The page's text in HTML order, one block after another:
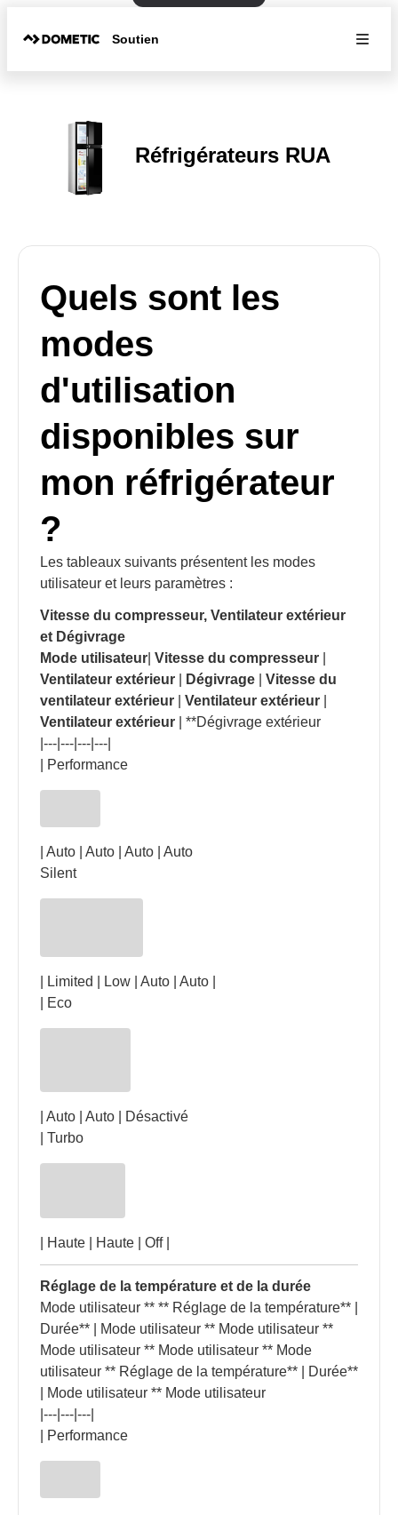
Soutien
Réfrigérateurs RUA
Quels sont les
modes
d'utilisation
disponibles sur
mon réfrigérateur
?
Les tableaux suivants présentent les modes
utilisateur et leurs paramètres :
Vitesse du compresseur, Ventilateur extérieur
et Dégivrage
Mode utilisateur Vitesse du compresseur
Ventilateur extérieur
Dégivrage
Vitesse du
ventilateur extérieur
Ventilateur extérieur
Ventilateur extérieur | **Dégivrage extérieur
|---|---|---|---|
| Performance
| Auto | Auto | Auto | Auto
Silent
| Limited | Low | Auto | Auto |
| Eco
| Auto | Auto | Désactivé
| Turbo
| Haute | Haute | Off |
Réglage de la température et de la durée
Mode utilisateur ** ** Réglage de la température** |
Durée** | Mode utilisateur ** Mode utilisateur **
Mode utilisateur ** Mode utilisateur ** Mode
utilisateur ** Réglage de la température** | Durée**
| Mode utilisateur ** Mode utilisateur
|---|---|---|
| Performance